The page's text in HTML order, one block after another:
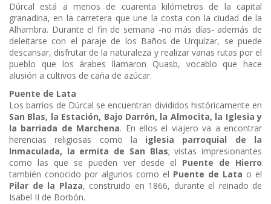
Dúrcal está a menos de cuarenta kilómetros de la capital
granadina, en la carretera que une la costa con la ciudad de la
Alhambra. Durante el fin de semana -no más días- además de
deleitarse con el paraje de los Baños de Urquízar, se puede
descansar, disfrutar de la naturaleza y realizar varias rutas por el
pueblo que los árabes llamaron Quasb, vocablo que hace
alusión a cultivos de caña de azúcar.
Puente de Lata
Los barrios de Dúrcal se encuentran divididos históricamente en
San Blas, la Estación, Bajo Darrón, la Almocita, la Iglesia y
la barriada de Marchena. En ellos el viajero va a encontrar
herencias religiosas como la iglesia parroquial de la
Inmaculada, la ermita de San Blas; vistas impresionantes
como las que se pueden ver desde el Puente de Hierro
también conocido por algunos como el Puente de Lata o el
Pilar de la Plaza, construido en 1866, durante el reinado de
Isabel II de Borbón.